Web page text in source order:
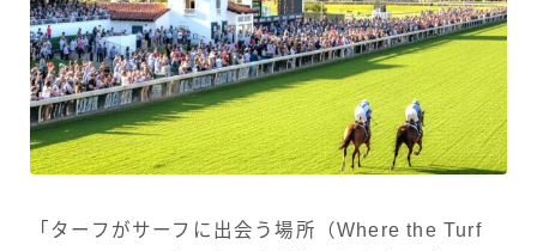
「ターフがサーフに出会う場所（Where the Turf